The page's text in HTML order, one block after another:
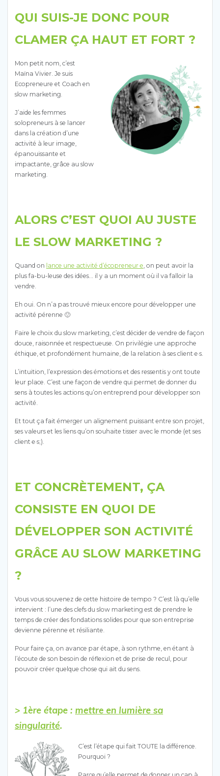
QUI SUIS-JE DONC POUR
CLAMER ÇA HAUT ET FORT ?
Mon petit nom, c’est
Maïna Vivier. Je suis
Ecopreneure et Coach en
slow marketing.
J’aide les femmes
solopreneurs à se lancer
dans la création d’une
activité à leur image,
épanouissante et
impactante, grâce au slow
marketing.
ALORS C’EST QUOI AU JUSTE
LE SLOW MARKETING ?
Quand on lance une activité d’écopreneur·e , on peut avoir la
plus fa-bu-leuse des idées… il y a un moment où il va falloir la
vendre.
Eh oui. On n’a pas trouvé mieux encore pour développer une
activité pérenne 🙂
Faire le choix du slow marketing, c’est décider de vendre de façon
douce, raisonnée et respectueuse. On privilégie une approche
éthique, et profondément humaine, de la relation à ses client·e·s.
L’intuition, l’expression des émotions et des ressentis y ont toute
leur place. C’est une façon de vendre qui permet de donner du
sens à toutes les actions qu’on entreprend pour développer son
activité.
Et tout ça fait émerger un alignement puissant entre son projet,
ses valeurs et les liens qu’on souhaite tisser avec le monde (et ses
client·e·s;).
ET CONCRÈTEMENT, ÇA
CONSISTE EN QUOI DE
DÉVELOPPER SON ACTIVITÉ
GRÂCE AU SLOW MARKETING
?
Vous vous souvenez de cette histoire de tempo ? C’est là qu’elle
intervient : l’une des clefs du slow marketing est de prendre le
temps de créer des fondations solides pour que son entreprise
devienne pérenne et résiliante.
Pour faire ça, on avance par étape, à son rythme, en étant à
l’écoute de son besoin de réflexion et de prise de recul, pour
pouvoir créer quelque chose qui ait du sens.
> 1ère étape : mettre en lumière sa
singularité.
C’est l’étape qui fait TOUTE la différence.
Pourquoi ?
Parce qu’elle permet de donner un cap à